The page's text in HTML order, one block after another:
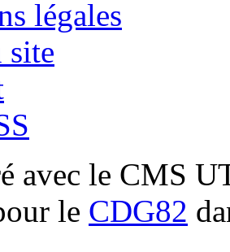
légales
site
avec le CMS
le CDG82